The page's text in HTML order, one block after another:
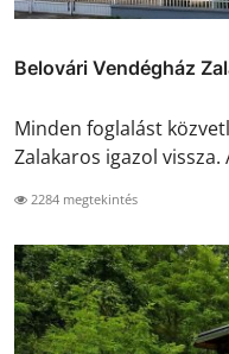
Belovári Vendégház
Minden foglalást
Zalakaros igazol vissza.
2284 megtekintés